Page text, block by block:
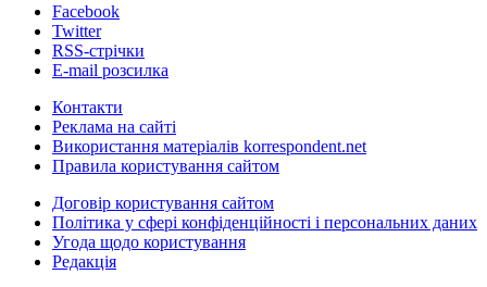
Facebook
Twitter
RSS-стрічки
E-mail розсилка
Контакти
Реклама на сайті
Використання матеріалів korrespondent.net
Правила користування сайтом
Договір користування сайтом
Політика у сфері конфіденційності і персональних даних
Угода щодо користування
Редакція